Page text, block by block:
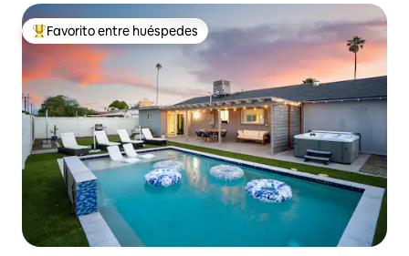
Favorito entre huéspedes preferido
Favorito entre huéspedes